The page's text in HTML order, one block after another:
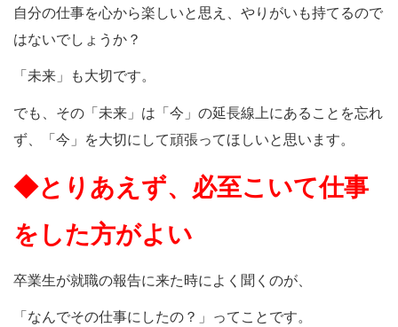
自分の仕事を心から楽しいと思え、やりがいも持てるので
はないでしょうか？
「未来」も大切です。
でも、その「未来」は「今」の延長線上にあることを忘れ
ず、「今」を大切にして頑張ってほしいと思います。
◆とりあえず、必至こいて仕事
をした方がよい
卒業生が就職の報告に来た時によく聞くのが、
「なんでその仕事にしたの？」ってことです。